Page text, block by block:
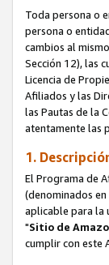
Toda persona o
persona o
cambios al
Sección 12), las
Licencia de
Afiliados y las
las Pautas de la
atentamente las
1.
El Programa de
(denominados
aplicable para la
"Sitio de
cumplir con este